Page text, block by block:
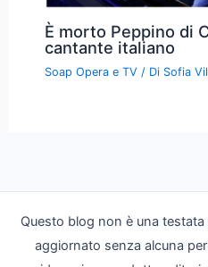
È morto Peppino di
cantante italiano
Soap Opera e TV / Di Sofia
Questo blog non è una
aggiornato senza alcuna